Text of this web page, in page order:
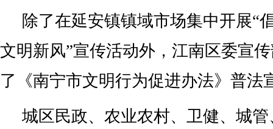
除了在延安镇镇域市场集中开展“
文明新风”宣传活动外，江南区委宣
了《南宁市文明行为促进办法》普法
城区民政、农业农村、卫健、城